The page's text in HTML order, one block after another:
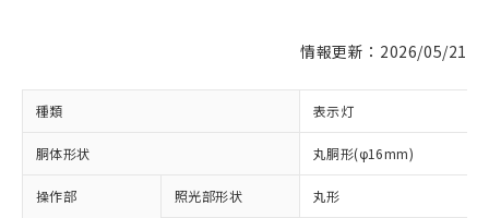
情報更新：2026/05/21
種類 表示灯
胴体形状 丸胴形(φ16mm)
操作部 照光部形状 丸形